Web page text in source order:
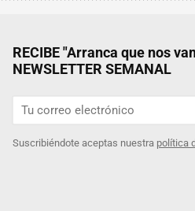
RECIBE "Arranca que nos
NEWSLETTER SEMANAL
Suscribiéndote aceptas nuestra política